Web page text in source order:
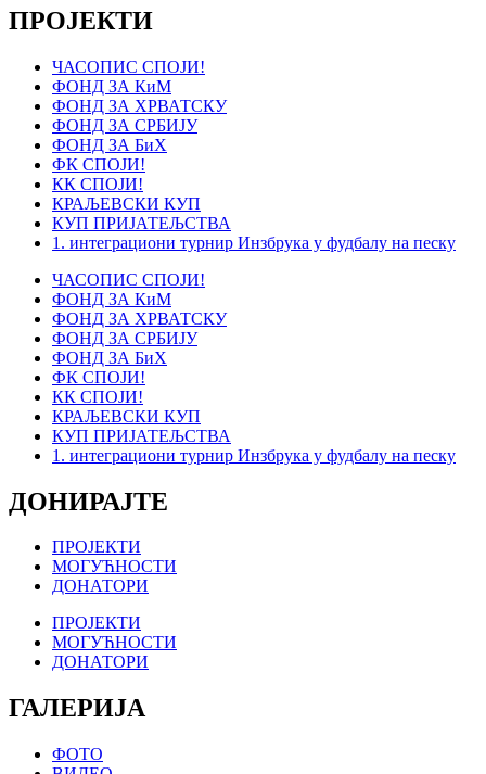
ПРОЈЕКТИ
ЧАСОПИС СПОЈИ!
ФОНД ЗА КиМ
ФОНД ЗА ХРВАТСКУ
ФОНД ЗА СРБИЈУ
ФОНД ЗА БиХ
ФК СПОЈИ!
КК СПОЈИ!
КРАЉЕВСКИ КУП
КУП ПРИЈАТЕЉСТВА
1. интеграциони турнир Инзбрука у фудбалу на песку
ЧАСОПИС СПОЈИ!
ФОНД ЗА КиМ
ФОНД ЗА ХРВАТСКУ
ФОНД ЗА СРБИЈУ
ФОНД ЗА БиХ
ФК СПОЈИ!
КК СПОЈИ!
КРАЉЕВСКИ КУП
КУП ПРИЈАТЕЉСТВА
1. интеграциони турнир Инзбрука у фудбалу на песку
ДОНИРАЈТЕ
ПРОЈЕКТИ
МОГУЋНОСТИ
ДОНАТОРИ
ПРОЈЕКТИ
МОГУЋНОСТИ
ДОНАТОРИ
ГАЛЕРИЈА
ФОТО